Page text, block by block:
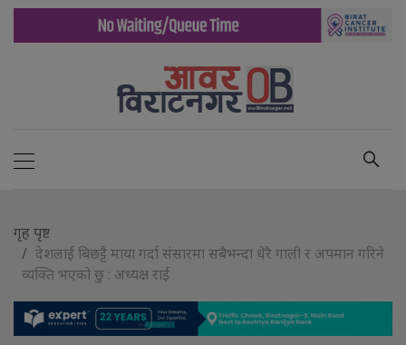
गृह पृष्ट
देशलाई बिछट्टै माया गर्दा संसारमा सबैभन्दा धेरै गाली र अपमान गरिने
व्यक्ति भएको छु : अध्यक्ष राई